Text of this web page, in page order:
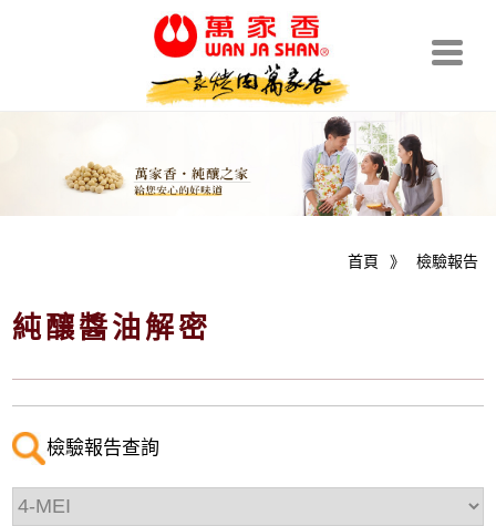
檢驗報告
》
首頁
純釀醬油解密
檢驗報告查詢